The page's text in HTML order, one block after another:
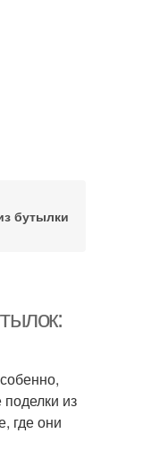
бутылки
из
где они